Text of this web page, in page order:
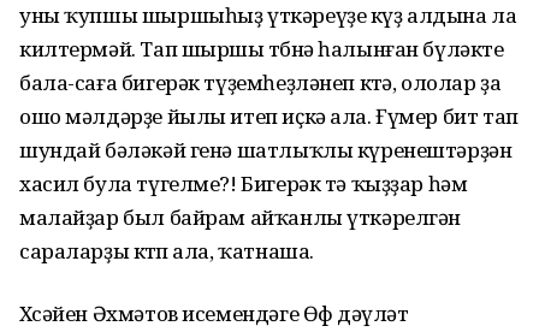
уны ҡупшы шыршыһыҙ үткәреүҙе күҙ алдына ла
килтермәй. Тап шыршы төбөнә һалынған бүләкте
бала-саға бигерәк түҙемһеҙләнеп көтә, ололар ҙа
ошо мәлдәрҙе йылы итеп иҫкә ала. Ғүмер бит тап
шундай бәләкәй генә шатлыҡлы күренеш­тәрҙән
хасил була түгелме?! Бигерәк тә ҡыҙҙар һәм
малайҙар был байрам айҡанлы үткәрелгән
сараларҙы көтөп ала, ҡатнаша.
Хөсәйен Әхмәтов исемендәге Өфө дәүләт